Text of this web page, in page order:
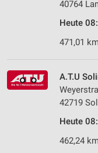
40764
Heute
471,01 km
A.T.U
42719
Heute
462,24 km